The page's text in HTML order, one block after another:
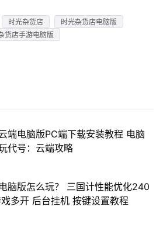
时光杂货店
时光杂货店电脑版
货店手游电脑版
端电脑版PC端下载安装教程 电脑
代号：云端攻略
脑版怎么玩？ 三国计性能优化240
多开 后台挂机 按键设置教程